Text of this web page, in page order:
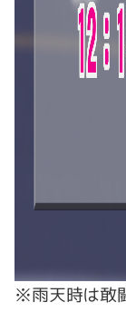
※雨天時は敢